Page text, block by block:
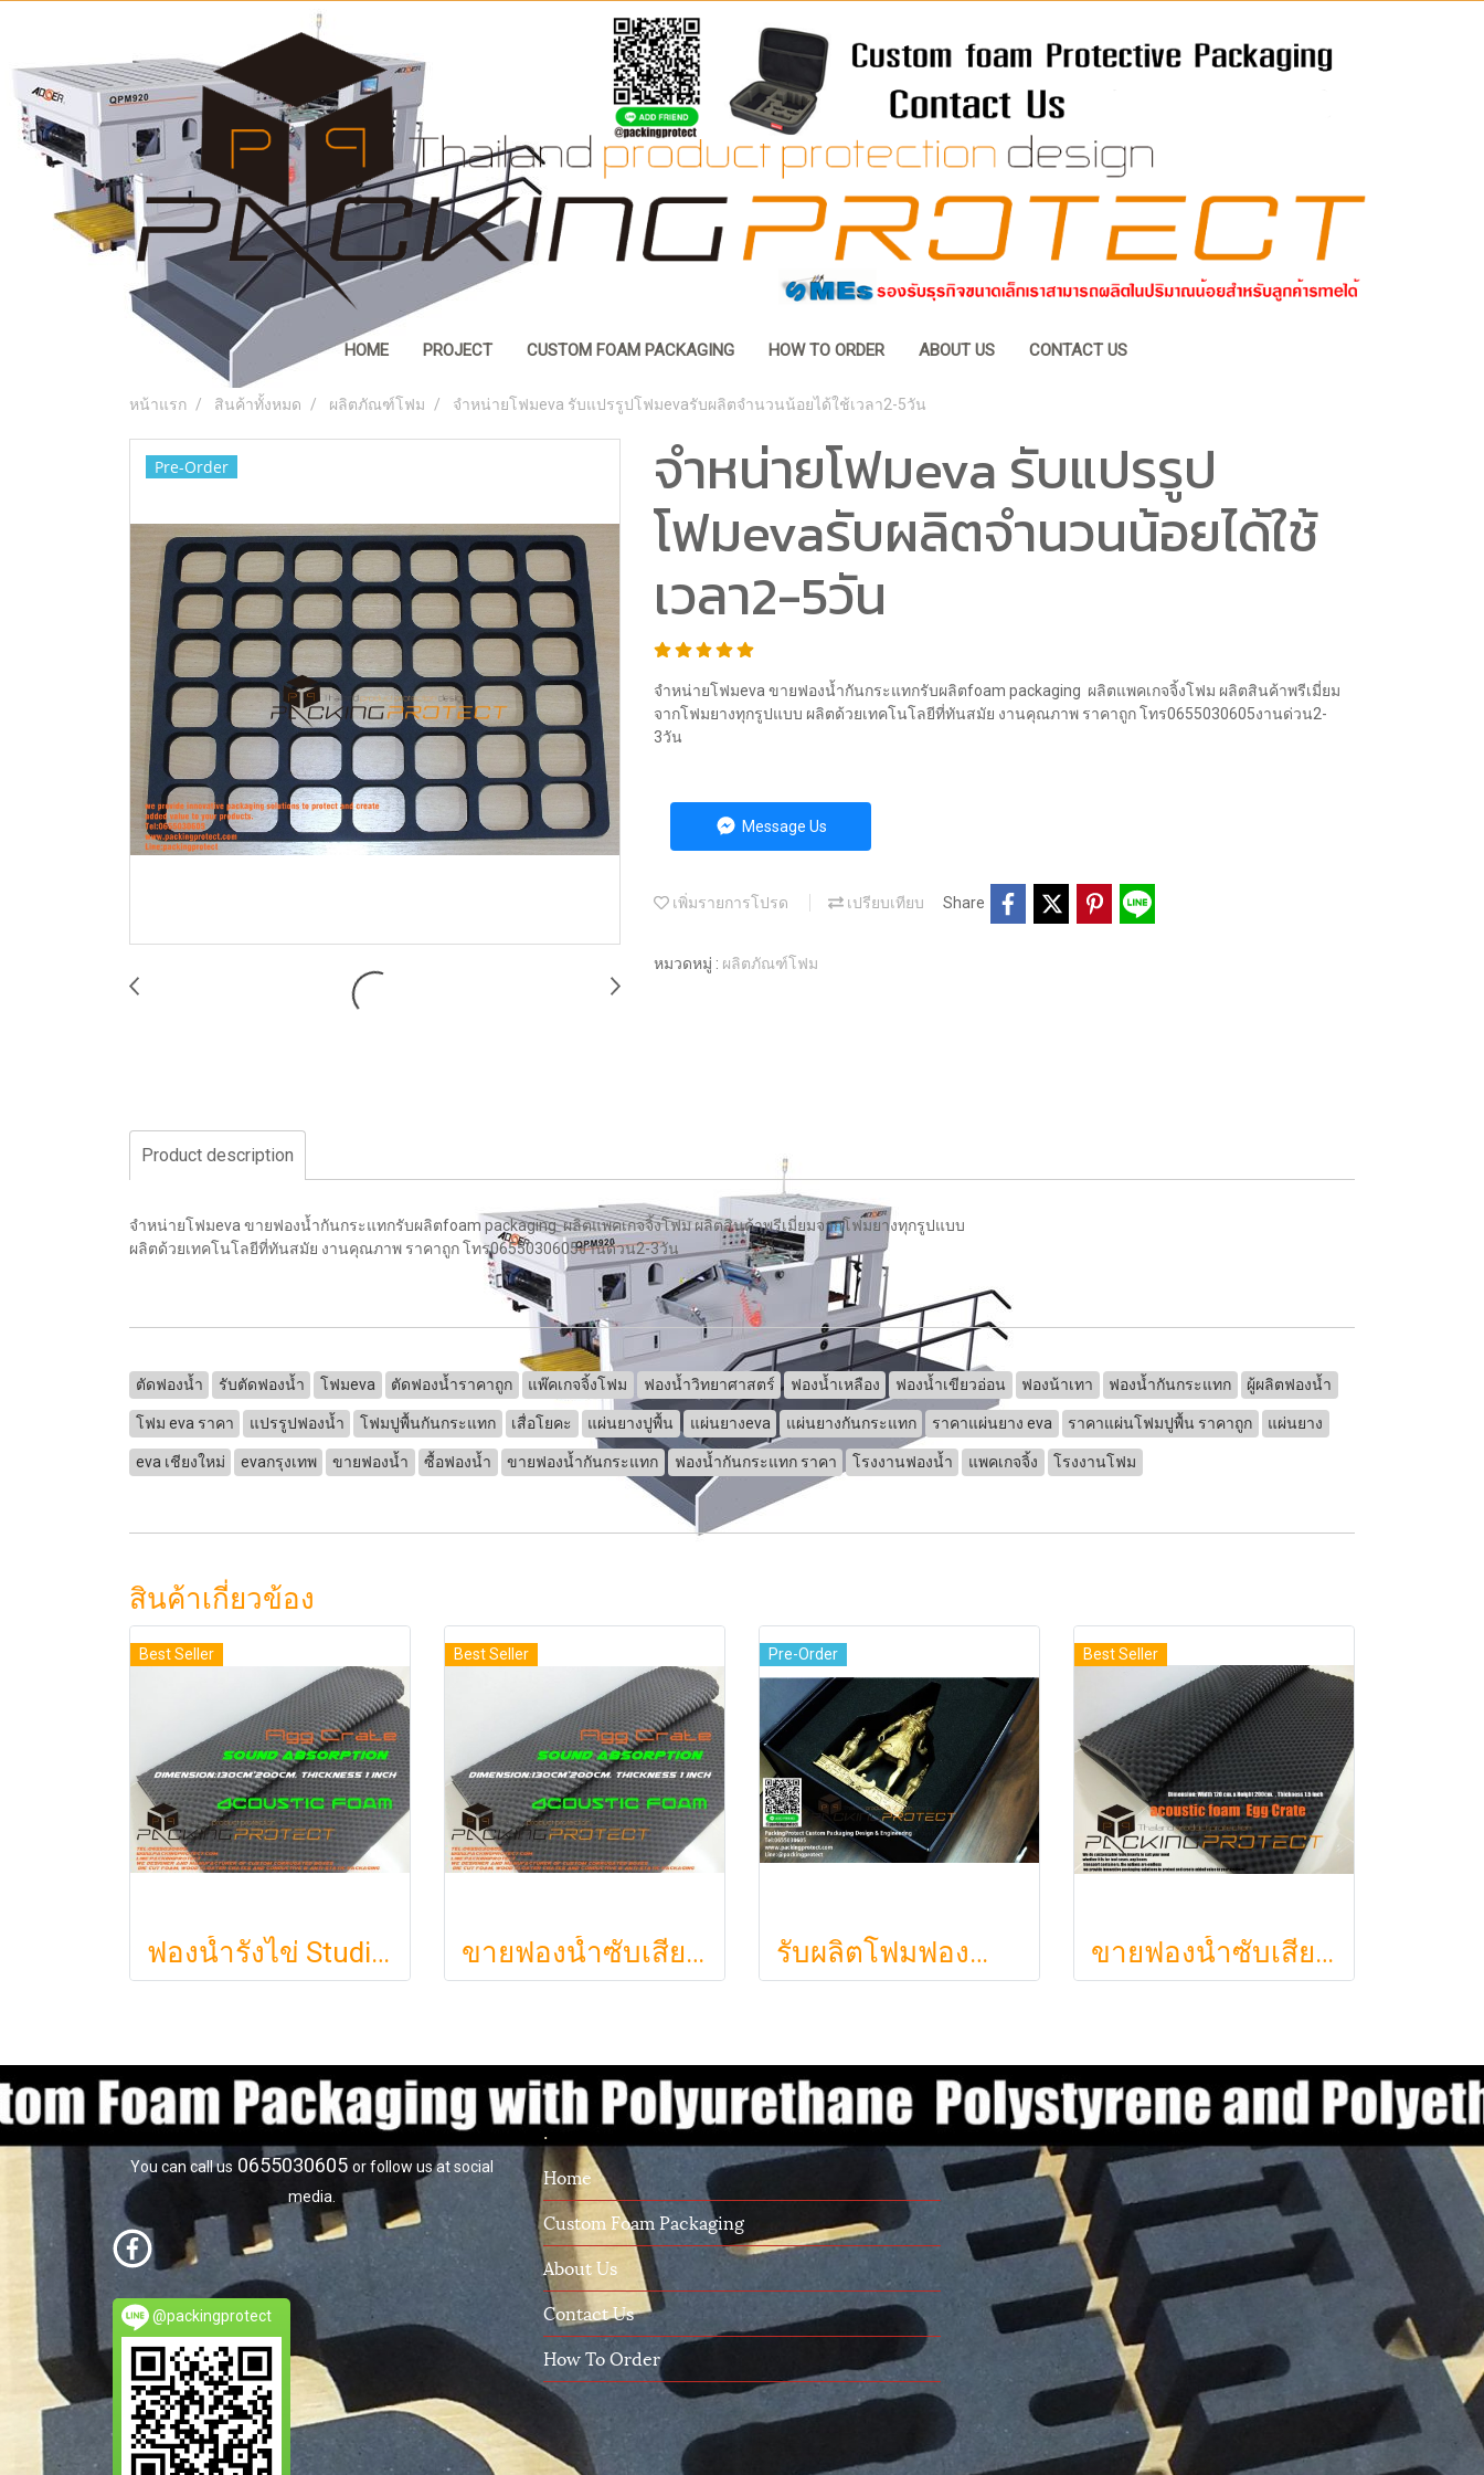
HOME PROJECT CUSTOM FOAM PACKAGING HOW TO ORDER ABOUT US CONTACT US
หน้าแรก สินค้าทั้งหมด ผลิตภัณฑ์โฟม จำหน่ายโฟมeva รับแปรรูปโฟมevaรับผลิตจำนวนน้อยได้ใช้เวลา2-5วัน
Pre-Order จำหน่ายโฟมeva รับแปรรูป
โฟมevaรับผลิตจำนวนน้อยได้ใช้
เวลา2-5วัน
จำหน่ายโฟมeva ขายฟองน้ำกันกระแทกรับผลิตfoam packaging ผลิตแพคเกจจิ้งโฟม ผลิตสินค้าพรีเมี่ยม
จากโฟมยางทุกรูปแบบ ผลิตด้วยเทคโนโลยีที่ทันสมัย งานคุณภาพ ราคาถูก โทร0655030605งานด่วน2-
3วัน
Message Us
เพิ่มรายการโปรด เปรียบเทียบ Share
หมวดหมู่ : ผลิตภัณฑ์โฟม
Product description
จำหน่ายโฟมeva ขายฟองน้ำกันกระแทกรับผลิตfoam packaging ผลิตแพคเกจจิ้งโฟม ผลิตสินค้าพรีเมี่ยมจากโฟมยางทุกรูปแบบ
ผลิตด้วยเทคโนโลยีที่ทันสมัย งานคุณภาพ ราคาถูก โทร0655030605งานด่วน2-3วัน
ตัดฟองน้ำ รับตัดฟองน้ำ โฟมeva ตัดฟองน้ำราคาถูก แพ๊คเกจจิ้งโฟม ฟองน้ำวิทยาศาสตร์ ฟองน้ำเหลือง ฟองน้ำเขียวอ่อน ฟองน้าเทา ฟองน้ำกันกระแทก ผู้ผลิตฟองน้ำ
โฟม eva ราคา แปรรูปฟองน้ำ โฟมปูพื้นกันกระแทก เสื่อโยคะ แผ่นยางปูพื้น แผ่นยางeva แผ่นยางกันกระแทก ราคาแผ่นยาง eva ราคาแผ่นโฟมปูพื้น ราคาถูก แผ่นยาง
eva เชียงใหม่ evaกรุงเทพ ขายฟองน้ำ ซื้อฟองน้ำ ขายฟองน้ำกันกระแทก ฟองน้ำกันกระแทก ราคา โรงงานฟองน้ำ แพคเกจจิ้ง โรงงานโฟม
สินค้าเกี่ยวข้อง
Best Seller
ฟองน้ำรังไข่ Studiofoam แผ่นซับเสียงห้อง แผ่นซับเสียงรังไข่ แผ่นซับเสียงรังไข่ Acoustic foam สีเทาดำขนาดใหญ่ 125*200ซม.หนา1นิ้วราคา290บาท
Best Seller
ขายฟองน้ำซับเสียง ฟองน้ำรังไข่ แผ่นซับเสียงห้อง ราคาถูกฟองน้ำรังไข่ แผ่นซับเสียงรังไข่ แผ่นซับเสียงรังไข่ Acoustic foam สีเ
Pre-Order
รับผลิตโฟมฟองน้ำกันกระแทกรับออกแบบบรรจุภัณฑ์โมเดล art toy ต่างๆ
Best Seller
ขายฟองน้ำซับเสียง ฟองน้ำรังไข่ แผ่นซับเสียงห้อง ราคาถูกฟองน้ำรังไข่ แผ่นซับเสียงรังไข่ แผ่นซับเสียงรังไข่ Acoustic foam สีเทาดำขนาดใหญ่ 130*200ซม.หนา1.5นิ้วราคา350บาท(copy)
You can call us 0655030605 or follow us at social
media.
@packingprotect
.
Home
Custom Foam Packaging
About Us
Contact Us
How To Order